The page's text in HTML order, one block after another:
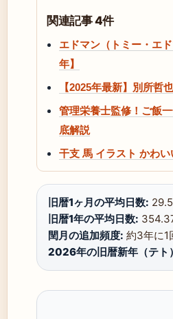
関連記事 4件
エドマン（トミー・エ
年】
【2025年最新】別所哲
管理栄養士監修！ご飯
底解説
干支 馬 イラスト かわ
旧暦1ヶ月の平均日数:
旧暦1年の平均日数:
閏月の追加頻度: 約3年に1
2026年の旧暦新年（テト